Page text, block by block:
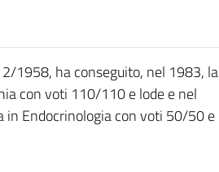
1958, ha conseguito, nel 1983, la
con voti 110/110 e lode e nel
in Endocrinologia con voti 50/50 e